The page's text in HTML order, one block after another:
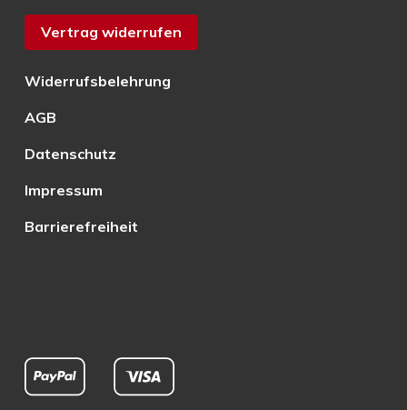
Vertrag widerrufen
Widerrufsbelehrung
AGB
Datenschutz
Impressum
Barrierefreiheit